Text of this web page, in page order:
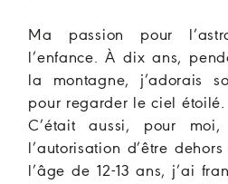
Ma passion pour
l’enfance. À dix ans,
la montagne, j’adorais
pour regarder le ciel étoilé.
C’était aussi, pour
l’autorisation d’être
l’âge de 12-13 ans, j’ai